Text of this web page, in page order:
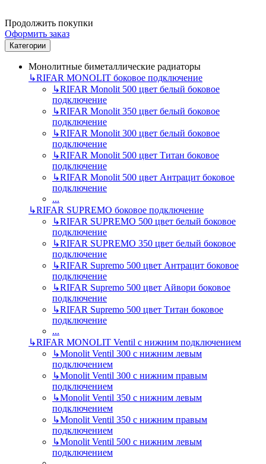
Продолжить покупки
Оформить заказ
Категории
Монолитные биметаллические радиаторы
↳RIFAR MONOLIT боковое подключение
↳RIFAR Monolit 500 цвет белый боковое
подключение
↳RIFAR Monolit 350 цвет белый боковое
подключение
↳RIFAR Monolit 300 цвет белый боковое
подключение
↳RIFAR Monolit 500 цвет Титан боковое
подключение
↳RIFAR Monolit 500 цвет Антрацит боковое
подключение
...
↳RIFAR SUPREMO боковое подключение
↳RIFAR SUPREMO 500 цвет белый боковое
подключение
↳RIFAR SUPREMO 350 цвет белый боковое
подключение
↳RIFAR Supremo 500 цвет Антрацит боковое
подключение
↳RIFAR Supremo 500 цвет Айвори боковое
подключение
↳RIFAR Supremo 500 цвет Титан боковое
подключение
...
↳RIFAR MONOLIT Ventil с нижним подключением
↳Monolit Ventil 300 с нижним левым
подключением
↳Monolit Ventil 300 с нижним правым
подключением
↳Monolit Ventil 350 с нижним левым
подключением
↳Monolit Ventil 350 с нижним правым
подключением
↳Monolit Ventil 500 с нижним левым
подключением